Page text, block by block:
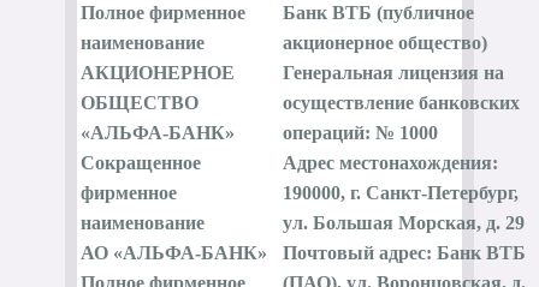
Полное фирменное
наименование
АКЦИОНЕРНОЕ
ОБЩЕСТВО
«АЛЬФА-БАНК»
Сокращенное
фирменное
наименование
АО «АЛЬФА-БАНК»
Банк ВТБ (публичное
акционерное общество)
Генеральная лицензия на
осуществление банковских
операций: № 1000
Адрес местонахождения:
190000, г. Санкт-Петербург,
ул. Большая Морская, д. 29
Почтовый адрес: Банк ВТБ